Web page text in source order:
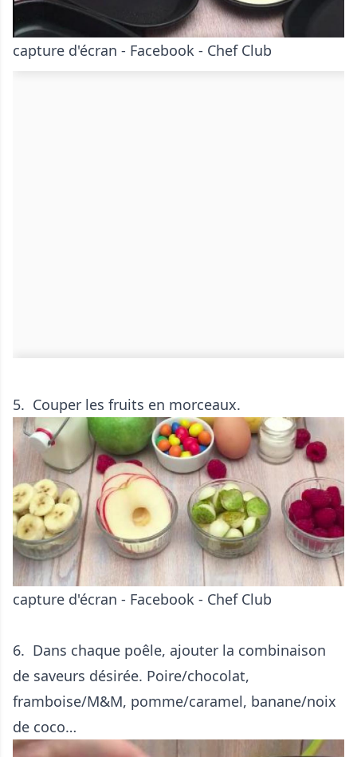
capture d'écran - Facebook - Chef Club
5. Couper les fruits en morceaux.
capture d'écran - Facebook - Chef Club
6. Dans chaque poêle, ajouter la combinaison
de saveurs désirée. Poire/chocolat,
framboise/M&M, pomme/caramel, banane/noix
de coco…